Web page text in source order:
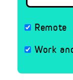
Remote
Work